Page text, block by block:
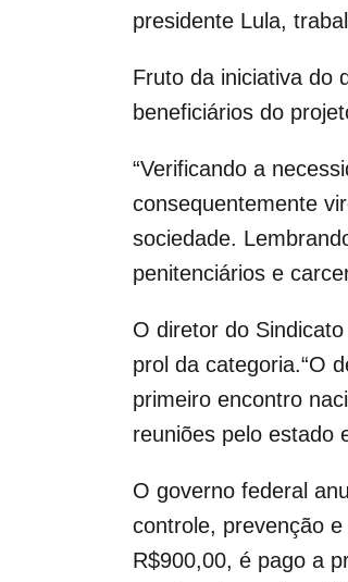
presidente Lula,
Fruto da iniciativa do
beneficiários do
“Verificando a
consequentemente
sociedade.
penitenciários e
O diretor do
prol da categoria.“O
primeiro encontro
reuniões pelo estado
O governo federal
controle, prevenção
R$900,00, é pago a